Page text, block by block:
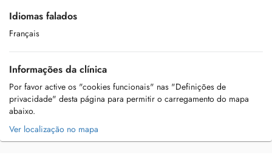
Idiomas falados
Français
Informações da clínica
Por favor active os "cookies funcionais" nas "Definições de
privacidade" desta página para permitir o carregamento do mapa
abaixo.
Ver localização no mapa